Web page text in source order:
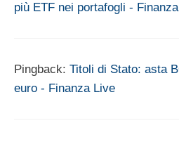
più ETF nei portafogli -
Pingback: Titoli di Stato: asta
euro - Finanza Live